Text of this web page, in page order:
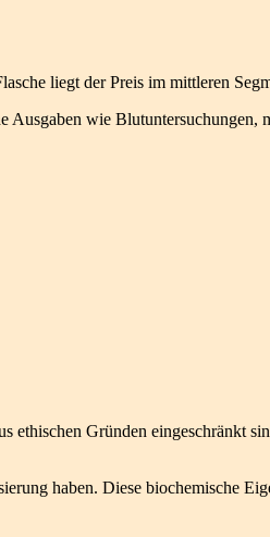
liegt der Preis im mittleren
wie
Gründen eingeschränkt
haben. Diese biochemische